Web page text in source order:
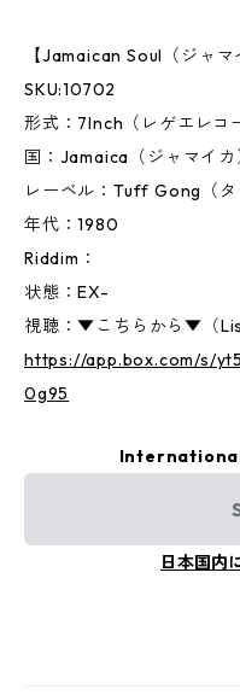
【Jamaican Soul（ジャ
SKU:10702
形式：7Inch（レゲエレコ
国：Jamaica（ジャマイカ
レーベル：Tuff Gong（タ
年代：1980
Riddim：
状態：EX-
視聴：▼こちらから▼（
https://app.box.com/s/
0g95
日本国内